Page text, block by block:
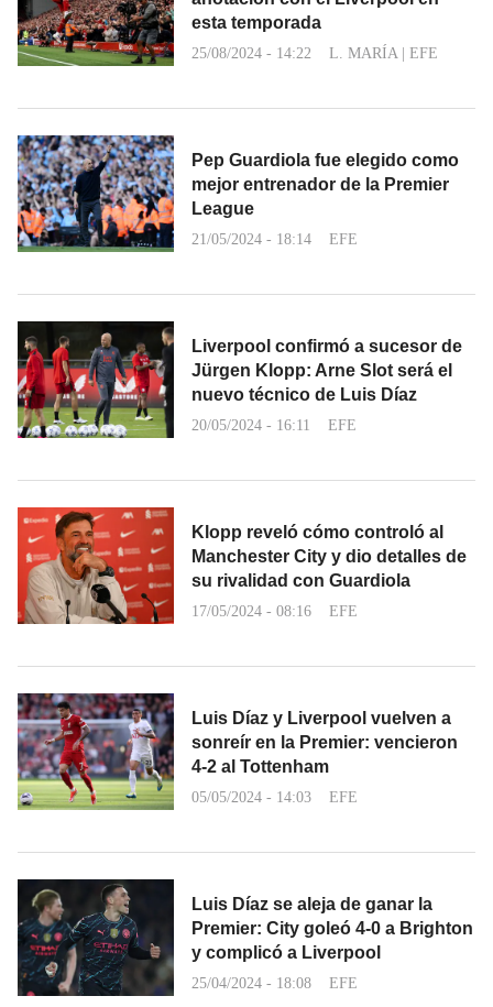
esta temporada
25/08/2024 - 14:22 L. MARÍA | EFE
Pep Guardiola fue elegido como
mejor entrenador de la Premier
League
21/05/2024 - 18:14 EFE
Liverpool confirmó a sucesor de
Jürgen Klopp: Arne Slot será el
nuevo técnico de Luis Díaz
20/05/2024 - 16:11 EFE
Klopp reveló cómo controló al
Manchester City y dio detalles de
su rivalidad con Guardiola
17/05/2024 - 08:16 EFE
Luis Díaz y Liverpool vuelven a
sonreír en la Premier: vencieron
4-2 al Tottenham
05/05/2024 - 14:03 EFE
Luis Díaz se aleja de ganar la
Premier: City goleó 4-0 a Brighton
y complicó a Liverpool
25/04/2024 - 18:08 EFE